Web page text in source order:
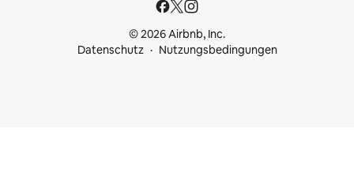
© 2026 Airbnb, Inc.
Datenschutz
Nutzungsbedingungen